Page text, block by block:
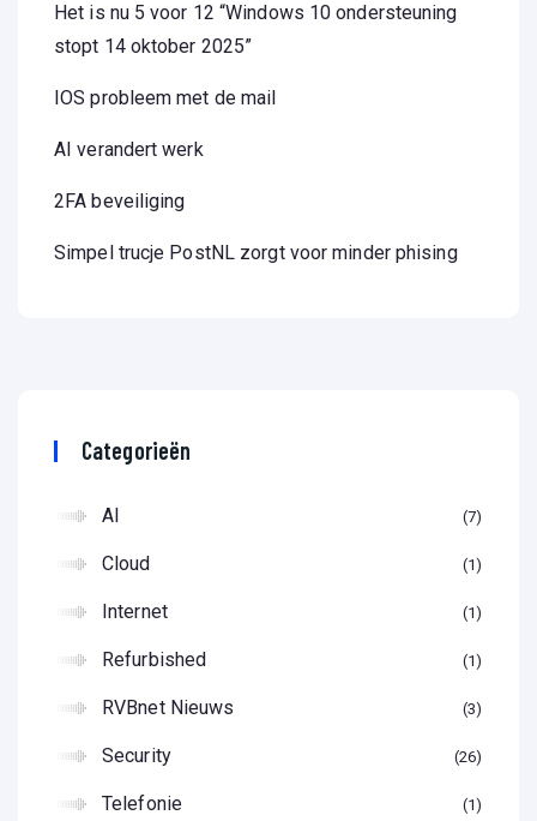
Het is nu 5 voor 12 “Windows 10 ondersteuning
stopt 14 oktober 2025”
IOS probleem met de mail
AI verandert werk
2FA beveiliging
Simpel trucje PostNL zorgt voor minder phising
Categorieën
AI 7
Cloud 1
Internet 1
Refurbished 1
RVBnet Nieuws 3
Security 26
Telefonie 1